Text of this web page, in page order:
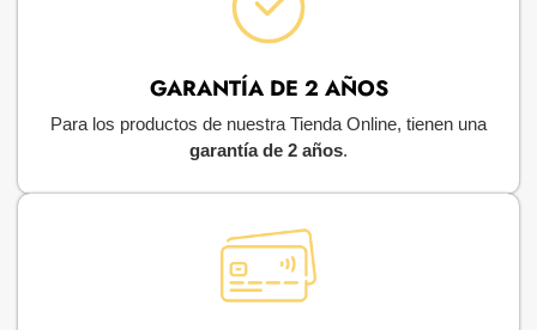
GARANTÍA DE 2 AÑOS
Para los productos de nuestra Tienda Online, tienen una
garantía de 2 años.